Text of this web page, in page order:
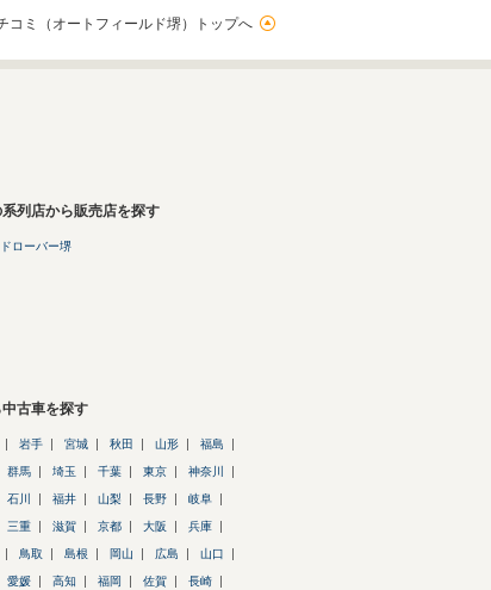
コミ（オートフィールド堺）トップへ
列店から販売店を探す
ローバー堺
古車を探す
岩手 宮城 秋田 山形 福島
群馬 埼玉 千葉 東京 神奈川
石川 福井 山梨 長野 岐阜
三重 滋賀 京都 大阪 兵庫
鳥取 島根 岡山 広島 山口
愛媛 高知 福岡 佐賀 長崎